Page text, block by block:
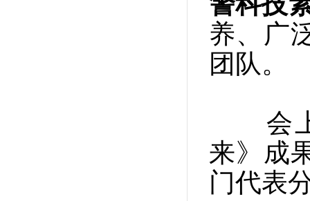
养、广
团队。
会上
来》成
门代表